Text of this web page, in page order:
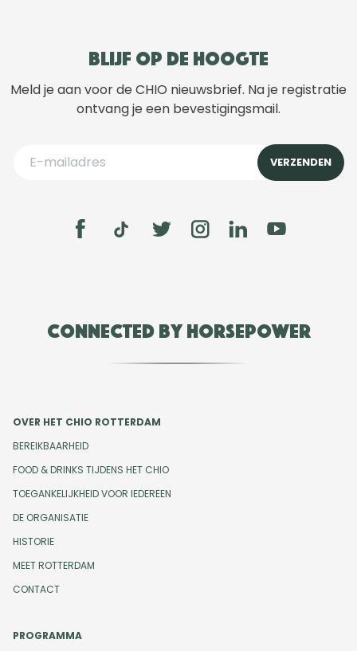
Blijf op de hoogte
Meld je aan voor de CHIO nieuwsbrief. Na je registratie
ontvang je een bevestigingsmail.
Connected by Horsepower
OVER HET CHIO ROTTERDAM
BEREIKBAARHEID
FOOD & DRINKS TIJDENS HET CHIO
TOEGANKELIJKHEID VOOR IEDEREEN
DE ORGANISATIE
HISTORIE
MEET ROTTERDAM
CONTACT
PROGRAMMA